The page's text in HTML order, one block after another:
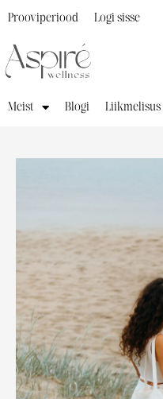
Meist Blogi Liikmelisus
Prooviperiood Logi sisse